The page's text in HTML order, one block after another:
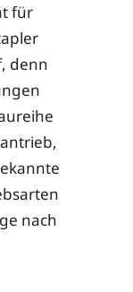
für
denn
nach